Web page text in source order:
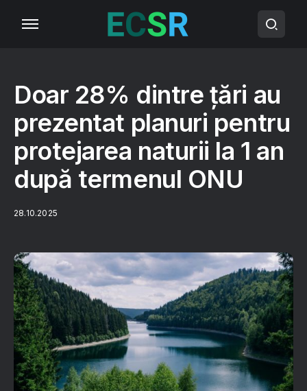
Doar 28% dintre țări au
prezentat planuri pentru
protejarea naturii la 1 an
după termenul ONU
28.10.2025